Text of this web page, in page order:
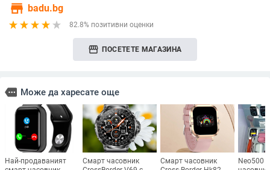
store badu.bg
82.8% позитивни оценки
storefront ПОСЕТЕТЕ МАГАЗИНА
more Може да харесате още
Най-продаваният
Смарт часовник
Смарт часовник
Neo500